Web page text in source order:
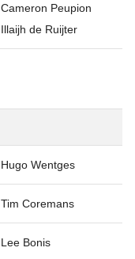
Cameron Peupion
Illaijh de Ruijter
Hugo Wentges
Tim Coremans
Lee Bonis